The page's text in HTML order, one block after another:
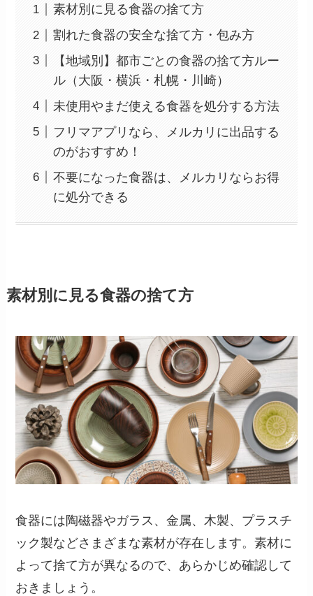
素材別に見る食器の捨て方
割れた食器の安全な捨て方・包み方
【地域別】都市ごとの食器の捨て方ルー
ル（大阪・横浜・札幌・川崎）
未使用やまだ使える食器を処分する方法
フリマアプリなら、メルカリに出品する
のがおすすめ！
不要になった食器は、メルカリならお得
に処分できる
素材別に見る食器の捨て方
食器には陶磁器やガラス、金属、木製、プラスチ
ック製などさまざまな素材が存在します。素材に
よって捨て方が異なるので、あらかじめ確認して
おきましょう。